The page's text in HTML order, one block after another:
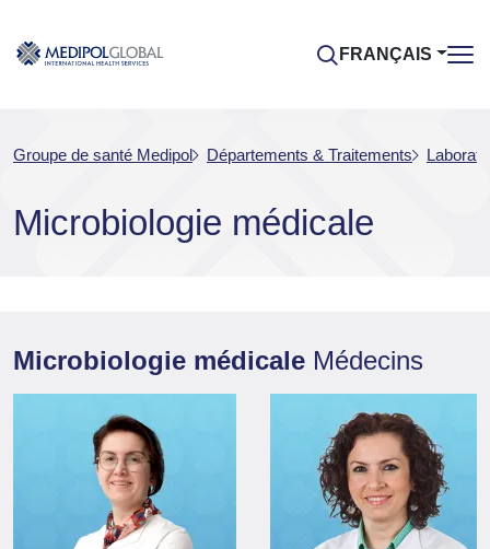
FRANÇAIS
Groupe de santé Medipol Départements & Traitements
Microbiologie médicale
Microbiologie médicale Médecins